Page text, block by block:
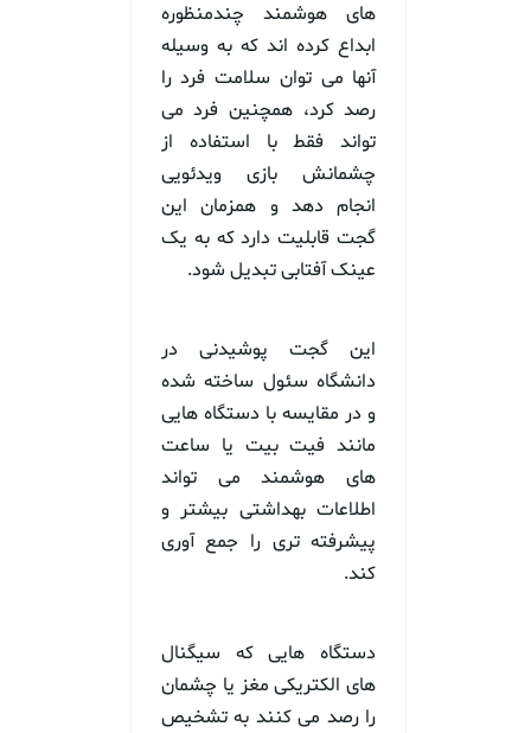
های هوشمند چندمنظوره
ابداع کرده اند که به وسیله
آنها می توان سلامت فرد را
رصد کرد، همچنین فرد می
تواند فقط با استفاده از
چشمانش بازی ویدئویی
انجام دهد و همزمان این
گجت قابلیت دارد که به یک
عینک آفتابی تبدیل شود.
این گجت پوشیدنی در
دانشگاه سئول ساخته شده
و در مقایسه با دستگاه هایی
مانند فیت بیت یا ساعت
های هوشمند می تواند
اطلاعات بهداشتی بیشتر و
پیشرفته تری را جمع آوری
کند.
دستگاه هایی که سیگنال
های الکتریکی مغز یا چشمان
را رصد می کنند به تشخیص